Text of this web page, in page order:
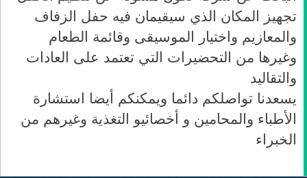
تجهيز المكان الذي سيقيمان فيه حفل الزفاف
والمعازيم واختيار الموسيقى وقائمة الطعام
وغيرها من التحضيرات التي تعتمد على العادات
والتقاليد
يسعدنا تواصلكم دائما ويمكنكم أيضا استشارة
الأطباء والمحامين و أخصائيو التغذية وغيرهم من
الخبراء